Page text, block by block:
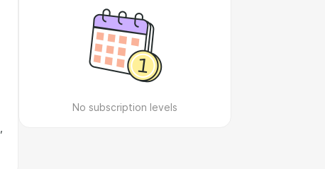
No subscription levels